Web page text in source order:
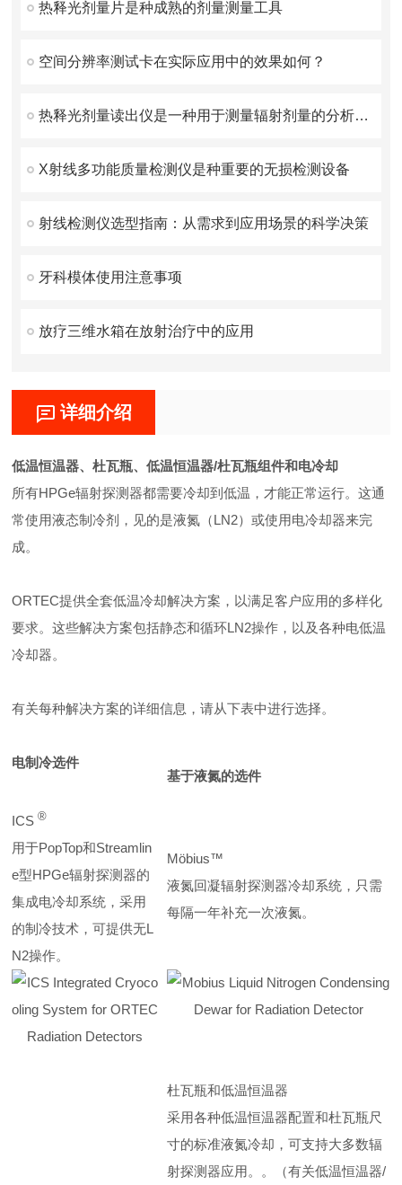
热释光剂量片是种成熟的剂量测量工具
空间分辨率测试卡在实际应用中的效果如何？
热释光剂量读出仪是一种用于测量辐射剂量的分析设备
X射线多功能质量检测仪是种重要的无损检测设备
射线检测仪选型指南：从需求到应用场景的科学决策
牙科模体使用注意事项
放疗三维水箱在放射治疗中的应用
详细介绍
低温恒温器、杜瓦瓶、低温恒温器/杜瓦瓶组件和电冷却
所有HPGe辐射探测器都需要冷却到低温，才能正常运行。这通
常使用液态制冷剂，见的是液氮（LN2）或使用电冷却器来完
成。
ORTEC提供全套低温冷却解决方案，以满足客户应用的多样化
要求。这些解决方案包括静态和循环LN2操作，以及各种电低温
冷却器。
有关每种解决方案的详细信息，请从下表中进行选择。
电制冷选件
基于液氮的选件
ICS®
用于PopTop和Streamlin
e型HPGe辐射探测器的
集成电冷却系统，采用
的制冷技术，可提供无L
N2操作。
Möbius™
液氮回凝辐射探测器冷却系统，只需
每隔一年补充一次液氮。
杜瓦瓶和低温恒温器
采用各种低温恒温器配置和杜瓦瓶尺
寸的标准液氮冷却，可支持大多数辐
射探测器应用。。（有关低温恒温器/